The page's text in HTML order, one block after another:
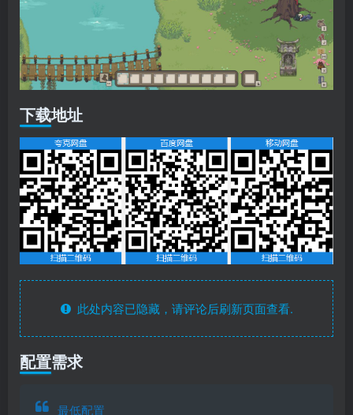
下载地址
此处内容已隐藏，请评论后刷新页面查看.
配置需求
最低配置